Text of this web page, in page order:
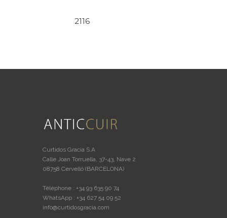
2116
Curtidos Gracia S.A
Calle Joan Torruella, 37-43, Nave 2
08758 Cervelló (BARCELONA)
Téléphone : +34 93 635 90 74
WhatsApp : +34 627 54 09 52
info@curtidosgracia.com